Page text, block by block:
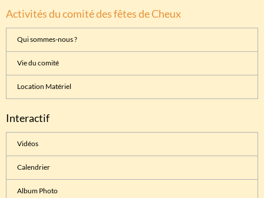
Activités du comité des fêtes de Cheux
Qui sommes-nous ?
Vie du comité
Location Matériel
Interactif
Vidéos
Calendrier
Album Photo